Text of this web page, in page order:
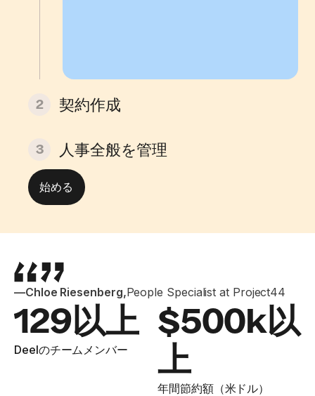
2 契約作成
3 人事全般を管理
始める
—Chloe Riesenberg,People Specialist at Project44
129以上
Deelのチームメンバー
$500k以
上
年間節約額（米ドル）